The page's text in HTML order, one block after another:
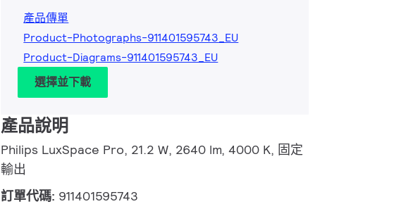
產品傳單
Product-Photographs-911401595743_EU
Product-Diagrams-911401595743_EU
選擇並下載
產品說明
Philips LuxSpace Pro, 21.2 W, 2640 lm, 4000 K, 固定
輸出
訂單代碼: 911401595743